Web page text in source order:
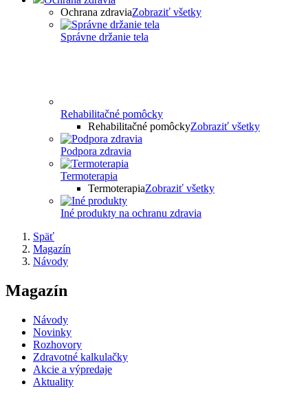
Ochrana zdraviaZobraziť všetky
Správne držanie tela
Rehabilitačné pomôcky
Rehabilitačné pomôckyZobraziť všetky
Podpora zdravia
Termoterapia
TermoterapiaZobraziť všetky
Iné produkty na ochranu zdravia
Späť
Magazín
Návody
Magazín
Návody
Novinky
Rozhovory
Zdravotné kalkulačky
Akcie a výpredaje
Aktuality